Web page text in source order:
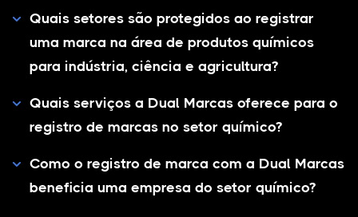
Quais setores são protegidos ao registrar
uma marca na área de produtos químicos
para indústria, ciência e agricultura?
Quais serviços a Dual Marcas oferece para o
registro de marcas no setor químico?
Como o registro de marca com a Dual Marcas
beneficia uma empresa do setor químico?